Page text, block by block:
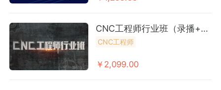
CNC工程师行业班（录播+回放课)
CNC工程师
￥2,099.00